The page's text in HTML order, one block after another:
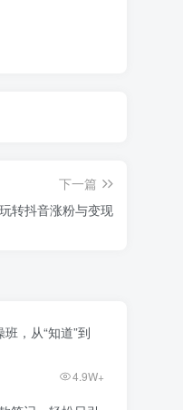
下一篇
转抖音涨粉与变现
，从“知道”到
4.9W+